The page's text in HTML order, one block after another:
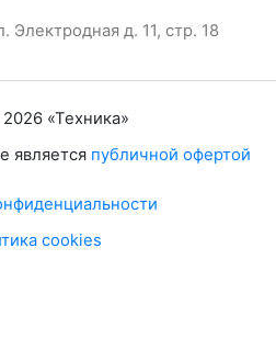
Электродная д. 11, стр. 18
2026 «Техника»
является публичной офертой
cookies